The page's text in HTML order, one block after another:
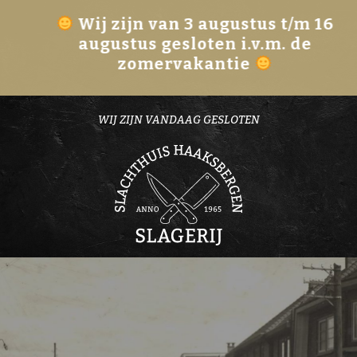
Wij zijn van 3 augustus t/m 16
augustus gesloten i.v.m. de
zomervakantie
WIJ ZIJN VANDAAG GESLOTEN